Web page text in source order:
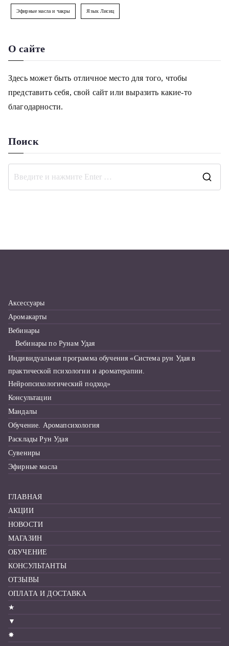
Эфирные масла и чакры Язык Лисиц
О сайте
Здесь может быть отличное место для того, чтобы
представить себя, свой сайт или выразить какие-то
благодарности.
Поиск
Аксессуары
Аромакарты
Вебинары
Вебинары по Рунам Удая
Индивидуальная программа обучения «Система рун Удая в
практической психологии и ароматерапии.
Нейропсихологический подход»
Консультации
Мандалы
Обучение. Аромапсихология
Расклады Рун Удая
Сувениры
Эфирные масла
ГЛАВНАЯ
АКЦИИ
НОВОСТИ
МАГАЗИН
ОБУЧЕНИЕ
КОНСУЛЬТАНТЫ
ОТЗЫВЫ
ОПЛАТА И ДОСТАВКА
★
▼
✸